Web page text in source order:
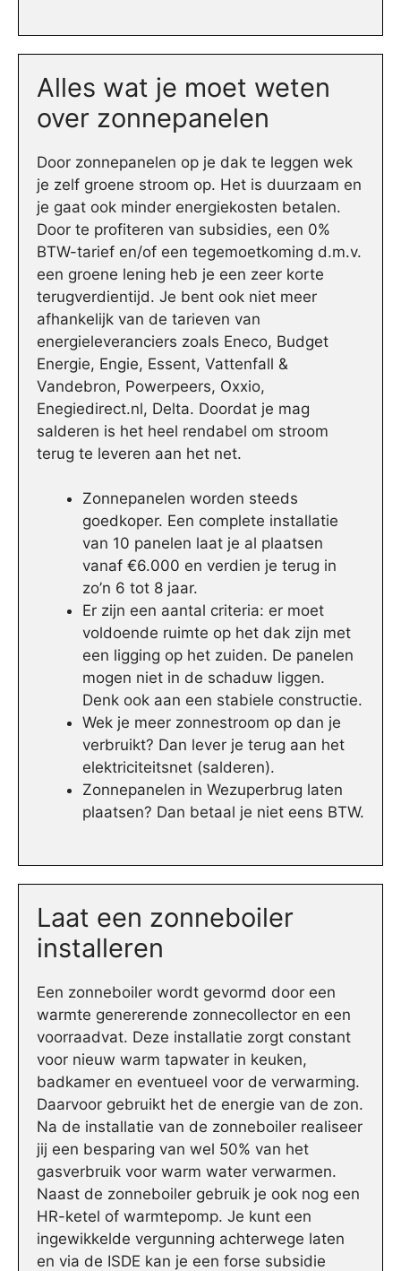
Alles wat je moet weten
over zonnepanelen
Door zonnepanelen op je dak te leggen wek
je zelf groene stroom op. Het is duurzaam en
je gaat ook minder energiekosten betalen.
Door te profiteren van subsidies, een 0%
BTW-tarief en/of een tegemoetkoming d.m.v.
een groene lening heb je een zeer korte
terugverdientijd. Je bent ook niet meer
afhankelijk van de tarieven van
energieleveranciers zoals Eneco, Budget
Energie, Engie, Essent, Vattenfall &
Vandebron, Powerpeers, Oxxio,
Enegiedirect.nl, Delta. Doordat je mag
salderen is het heel rendabel om stroom
terug te leveren aan het net.
Zonnepanelen worden steeds
goedkoper. Een complete installatie
van 10 panelen laat je al plaatsen
vanaf €6.000 en verdien je terug in
zo’n 6 tot 8 jaar.
Er zijn een aantal criteria: er moet
voldoende ruimte op het dak zijn met
een ligging op het zuiden. De panelen
mogen niet in de schaduw liggen.
Denk ook aan een stabiele constructie.
Wek je meer zonnestroom op dan je
verbruikt? Dan lever je terug aan het
elektriciteitsnet (salderen).
Zonnepanelen in Wezuperbrug laten
plaatsen? Dan betaal je niet eens BTW.
Laat een zonneboiler
installeren
Een zonneboiler wordt gevormd door een
warmte genererende zonnecollector en een
voorraadvat. Deze installatie zorgt constant
voor nieuw warm tapwater in keuken,
badkamer en eventueel voor de verwarming.
Daarvoor gebruikt het de energie van de zon.
Na de installatie van de zonneboiler realiseer
jij een besparing van wel 50% van het
gasverbruik voor warm water verwarmen.
Naast de zonneboiler gebruik je ook nog een
HR-ketel of warmtepomp. Je kunt een
ingewikkelde vergunning achterwege laten
en via de ISDE kan je een forse subsidie